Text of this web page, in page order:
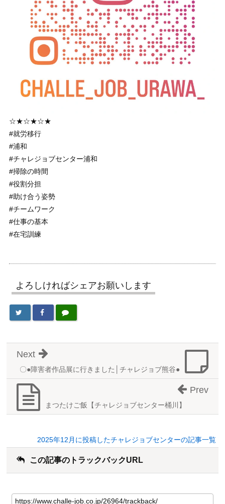
☆★☆★☆★
#就労移行
#浦和
#チャレジョブセンター浦和
#掃除の時間
#役割分担
#助け合う姿勢
#チームワーク
#仕事の基本
#在宅訓練
よろしければシェアお願いします
〇●障害者作品展に行きました│チャレジョブ熊谷●
Next
まつたけご飯【チャレジョブセンター桶川】
Prev
2025年12月に投稿したチャレジョブセンターの記事一覧
この記事のトラックバックURL
の